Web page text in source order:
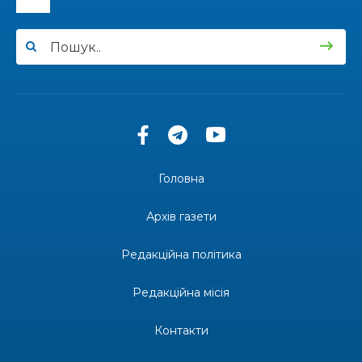
12:00
11:34
Частина ВПО більше не отримає житловий
Бахмутська молодь досліджує Полтаву
Солдат Ігор Ігорович Кравець, позивний
держава досі провалює
Майстер-клас «Троянди» для юних бахмутян
Головна
Архів газети
Редакційна політика
Редакційна місія
Контакти